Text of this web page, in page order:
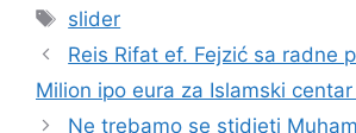
Oznake
slider
Reis Rifat ef. Fejzić sa radne
Milion ipo eura za Islamski centar
Ne trebamo se stidjeti